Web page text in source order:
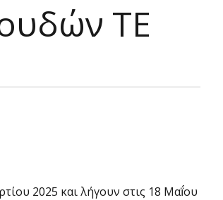
ΤΕ
2025 και λήγουν στις 18 Μαḯου